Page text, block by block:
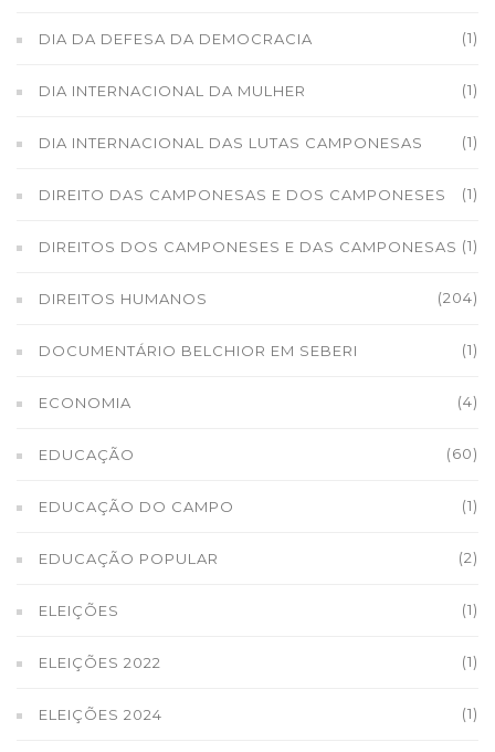
DIA DA DEFESA DA DEMOCRACIA (1)
DIA INTERNACIONAL DA MULHER (1)
DIA INTERNACIONAL DAS LUTAS CAMPONESAS (1)
DIREITO DAS CAMPONESAS E DOS CAMPONESES (1)
DIREITOS DOS CAMPONESES E DAS CAMPONESAS (1)
DIREITOS HUMANOS (204)
DOCUMENTÁRIO BELCHIOR EM SEBERI (1)
ECONOMIA (4)
EDUCAÇÃO (60)
EDUCAÇÃO DO CAMPO (1)
EDUCAÇÃO POPULAR (2)
ELEIÇÕES (1)
ELEIÇÕES 2022 (1)
ELEIÇÕES 2024 (1)